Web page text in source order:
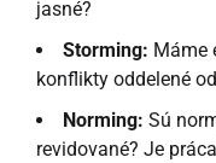
jasné?
Storming: Máme
konflikty oddelené
Norming: Sú
revidované? Je